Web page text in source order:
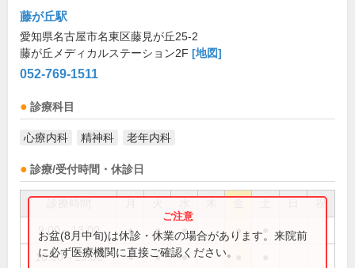
藤が丘駅
愛知県名古屋市名東区藤見が丘25-2
藤が丘メディカルステーション2F [地図]
052-769-1511
診療科目
心療内科 精神科 老年内科
診療/受付時間・休診日
祝
9:00～13:00 ● ● ● ●
16:00～19:00 ● ● ●
お盆(8月中旬)は休診・休業の場合があります。来院前
に必ず医療機関に直接ご確認ください。